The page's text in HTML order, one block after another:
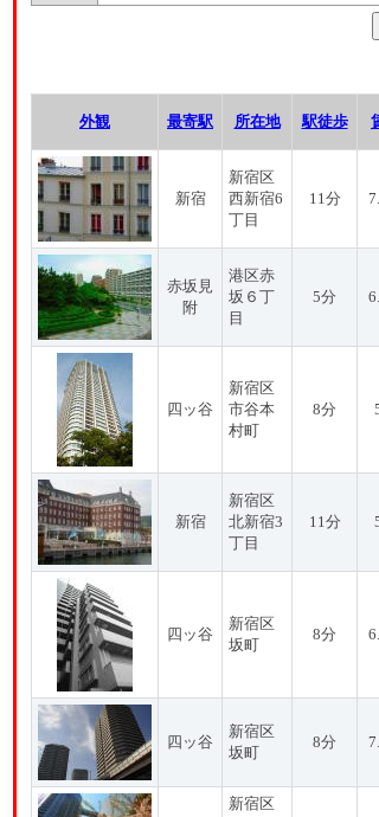
外観 最寄駅 所在地 駅徒歩
新宿
新宿区
西新宿6
丁目
11分
赤坂見
附
港区赤
坂６丁
目
5分
四ッ谷
新宿区
市谷本
村町
8分
新宿
新宿区
北新宿3
丁目
11分
四ッ谷
新宿区
坂町
8分
四ッ谷
新宿区
坂町
8分
新宿区